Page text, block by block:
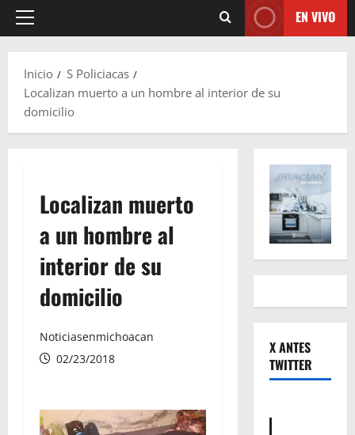
Menú
EN VIVO
Inicio
S Policiacas
Localizan muerto a un hombre al interior de su
domicilio
Localizan muerto
a un hombre al
interior de su
domicilio
Noticiasenmichoacan
02/23/2018
X ANTES
TWITTER